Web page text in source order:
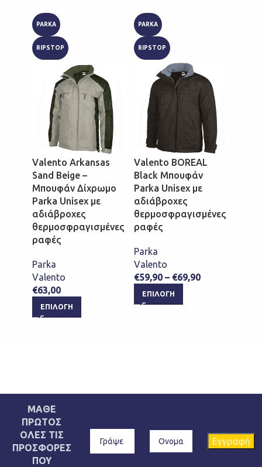
PARKA
RIPSTOP
Valento Arkansas
Sand Beige –
Μπουφάν Δίχρωμο
Parka Unisex με
αδιάβροχες
θερμοσφραγισμένες
ραφές
Parka
Valento
€63,00
ΕΠΙΛΟΓΉ
PARKA
RIPSTOP
Valento BOREAL
Black Μπουφάν
Parka Unisex με
αδιάβροχες
θερμοσφραγισμένες
ραφές
Parka
Valento
€59,90 – €69,90
ΕΠΙΛΟΓΉ
ΜΑΘΕ
ΠΡΩΤΟΣ
ΟΛΕΣ ΤΙΣ
ΠΡΟΣΦΟΡΕΣ
ΠΟΥ